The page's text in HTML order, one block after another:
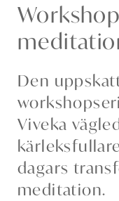
Den
Viveka
dagars
meditation.